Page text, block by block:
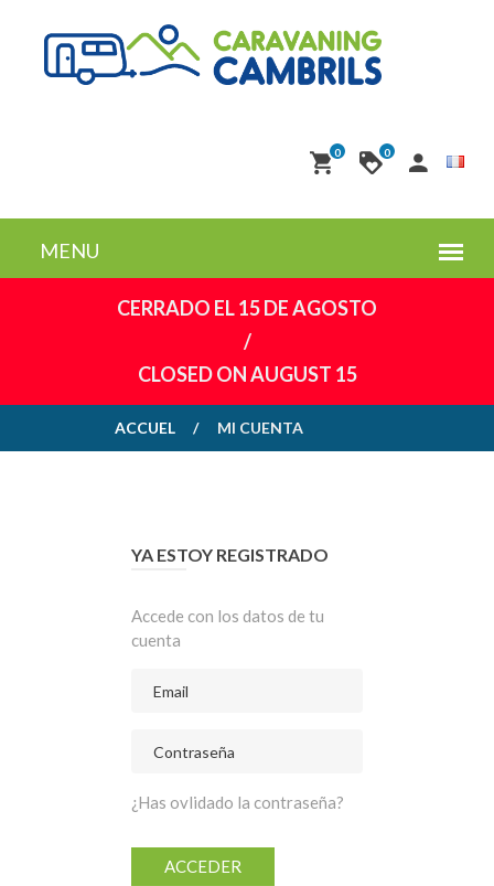
0 0
CERRADO EL 15 DE AGOSTO
/
CLOSED ON AUGUST 15
ACCUEL MI CUENTA
YA ESTOY REGISTRADO
Accede con los datos de tu
cuenta
¿Has ovlidado la contraseña?
ACCEDER